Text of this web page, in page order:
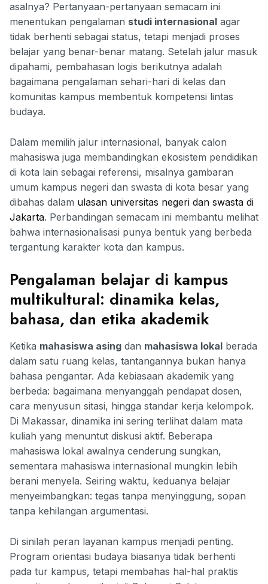
asalnya? Pertanyaan-pertanyaan semacam ini
menentukan pengalaman studi internasional agar
tidak berhenti sebagai status, tetapi menjadi proses
belajar yang benar-benar matang. Setelah jalur masuk
dipahami, pembahasan logis berikutnya adalah
bagaimana pengalaman sehari-hari di kelas dan
komunitas kampus membentuk kompetensi lintas
budaya.
Dalam memilih jalur internasional, banyak calon
mahasiswa juga membandingkan ekosistem pendidikan
di kota lain sebagai referensi, misalnya gambaran
umum kampus negeri dan swasta di kota besar yang
dibahas dalam ulasan universitas negeri dan swasta di
Jakarta. Perbandingan semacam ini membantu melihat
bahwa internasionalisasi punya bentuk yang berbeda
tergantung karakter kota dan kampus.
Pengalaman belajar di kampus
multikultural: dinamika kelas,
bahasa, dan etika akademik
Ketika mahasiswa asing dan mahasiswa lokal berada
dalam satu ruang kelas, tantangannya bukan hanya
bahasa pengantar. Ada kebiasaan akademik yang
berbeda: bagaimana menyanggah pendapat dosen,
cara menyusun sitasi, hingga standar kerja kelompok.
Di Makassar, dinamika ini sering terlihat dalam mata
kuliah yang menuntut diskusi aktif. Beberapa
mahasiswa lokal awalnya cenderung sungkan,
sementara mahasiswa internasional mungkin lebih
berani menyela. Seiring waktu, keduanya belajar
menyeimbangkan: tegas tanpa menyinggung, sopan
tanpa kehilangan argumentasi.
Di sinilah peran layanan kampus menjadi penting.
Program orientasi budaya biasanya tidak berhenti
pada tur kampus, tetapi membahas hal-hal praktis